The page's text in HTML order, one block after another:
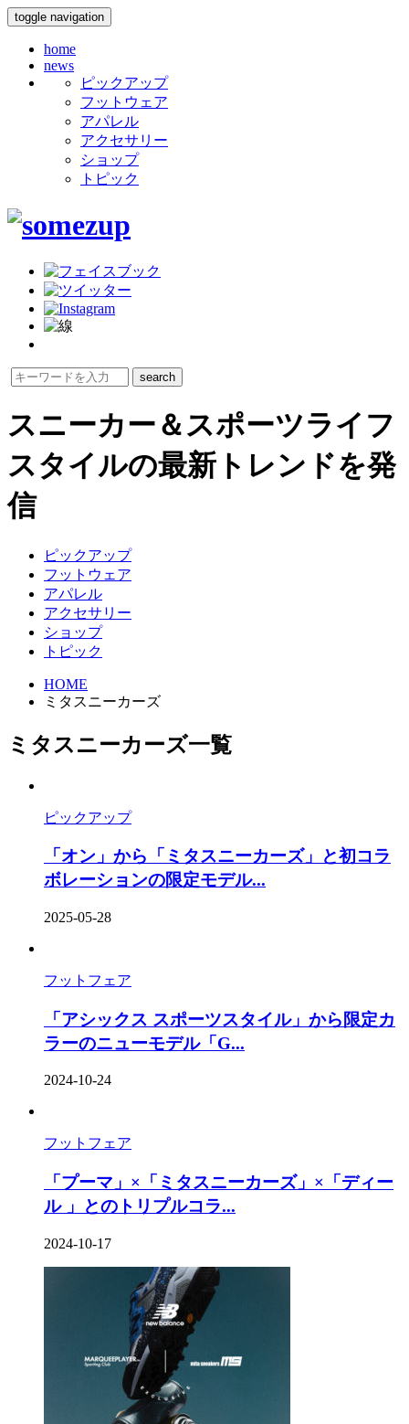
toggle navigation
home
news
ピックアップ
フットウェア
アパレル
アクセサリー
ショップ
トピック
スニーカー＆スポーツライフ
スタイルの最新トレンドを発
信
ピックアップ
フットウェア
アパレル
アクセサリー
ショップ
トピック
HOME
ミタスニーカーズ
ミタスニーカーズ一覧
ピックアップ
「オン」から「ミタスニーカーズ」と初コラ
ボレーションの限定モデル...
2025-05-28
フットフェア
「アシックス スポーツスタイル」から限定カ
ラーのニューモデル「G...
2024-10-24
フットフェア
「プーマ」×「ミタスニーカーズ」×「ディー
ル 」とのトリプルコラ...
2024-10-17